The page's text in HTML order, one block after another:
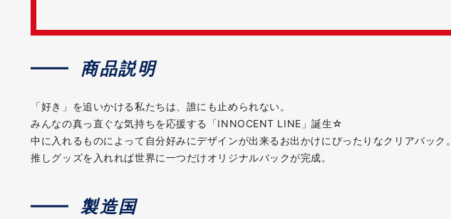
商品説明
「好き」を追いかける私たちは、誰にも止められない。
みんなの真っ直ぐな気持ちを応援する「INNOCENT LINE」誕生☆
中に入れるものによって自分好みにデザインが出来るお出かけにぴったりなクリアバック。
推しグッズを入れれば世界に一つだけオリジナルバックが完成。
製造国